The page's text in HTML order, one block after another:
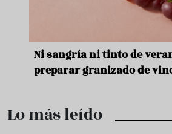
Ni sangría ni tinto de
preparar granizado de
Lo más leído